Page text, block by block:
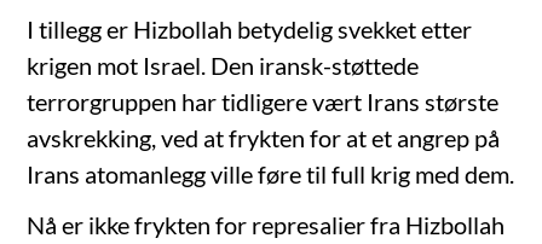
I tillegg er Hizbollah betydelig svekket etter
krigen mot Israel. Den iransk-støttede
terrorgruppen har tidligere vært Irans største
avskrekking, ved at frykten for at et angrep på
Irans atomanlegg ville føre til full krig med dem.
Nå er ikke frykten for represalier fra Hizbollah